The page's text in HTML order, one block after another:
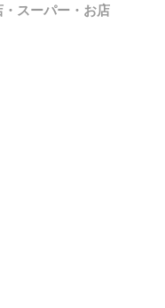
・スーパー・お店